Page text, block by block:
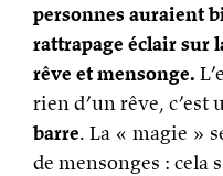
personnes auraient
rattrapage éclair sur
rêve et mensonge.
rien d’un rêve, c’est
barre. La « magie »
de mensonges : cela